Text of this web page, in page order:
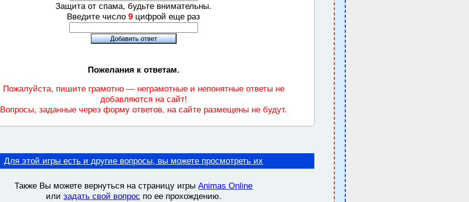
Защита от спама, будьте внимательны.
Введите число9 цифрой еще раз
Пожелания к ответам.
Пожалуйста, пишите грамотно — неграмотные и непонятные ответы не
добавляются на сайт!
Вопросы, заданные через форму ответов, на сайте размещены не будут.
Для этой игры есть и другие вопросы, вы можете просмотреть их
Также Вы можете вернуться на страницу игрыAnimas Online
или задать свой вопрос по ее прохождению.